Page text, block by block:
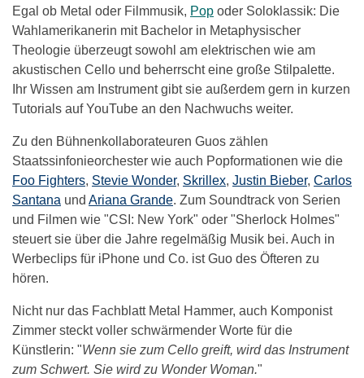
Egal ob Metal oder Filmmusik, Pop oder Soloklassik: Die
Wahlamerikanerin mit Bachelor in Metaphysischer
Theologie überzeugt sowohl am elektrischen wie am
akustischen Cello und beherrscht eine große Stilpalette.
Ihr Wissen am Instrument gibt sie außerdem gern in kurzen
Tutorials auf YouTube an den Nachwuchs weiter.
Zu den Bühnenkollaborateuren Guos zählen
Staatssinfonieorchester wie auch Popformationen wie die
Foo Fighters, Stevie Wonder, Skrillex, Justin Bieber, Carlos
Santana und Ariana Grande. Zum Soundtrack von Serien
und Filmen wie "CSI: New York" oder "Sherlock Holmes"
steuert sie über die Jahre regelmäßig Musik bei. Auch in
Werbeclips für iPhone und Co. ist Guo des Öfteren zu
hören.
Nicht nur das Fachblatt Metal Hammer, auch Komponist
Zimmer steckt voller schwärmender Worte für die
Künstlerin: "Wenn sie zum Cello greift, wird das Instrument
zum Schwert. Sie wird zu Wonder Woman."